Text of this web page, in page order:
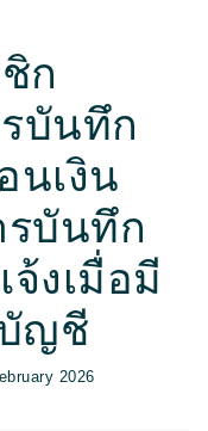
ก
บันทึก
นเงิน
บันทึก
งเมื่อมี
ญชี
2026